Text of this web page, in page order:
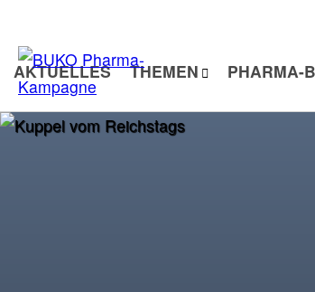
Inhalt
springen
AKTUELLES THEMEN PHARMA-